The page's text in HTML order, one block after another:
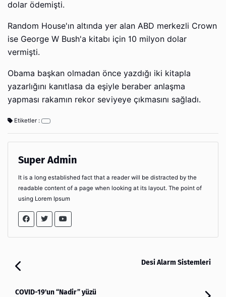
dolar ödemişti.
Random House'ın altında yer alan ABD merkezli Crown
ise George W Bush'a kitabı için 10 milyon dolar
vermişti.
Obama başkan olmadan önce yazdığı iki kitapla
yazarlığını kanıtlasa da eşiyle beraber anlaşma
yapması rakamın rekor seviyeye çıkmasını sağladı.
Etiketler :
Super Admin
It is a long established fact that a reader will be distracted by the
readable content of a page when looking at its layout. The point of
using Lorem Ipsum
Desi Alarm Sistemleri
COVID-19'un “Nadir” yüzü